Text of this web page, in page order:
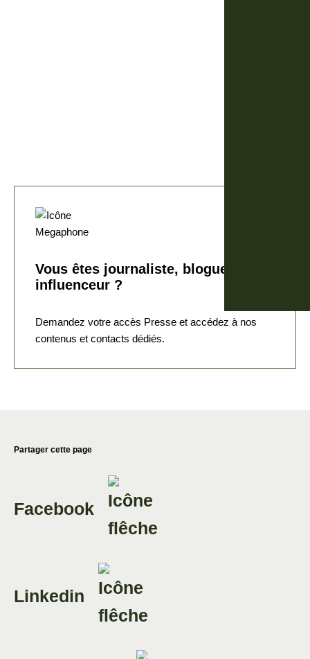
Vous êtes journaliste, blogueur,
influenceur ?
Demandez votre accès Presse et accédez à nos
contenus et contacts dédiés.
Partager cette page
Facebook
Linkedin